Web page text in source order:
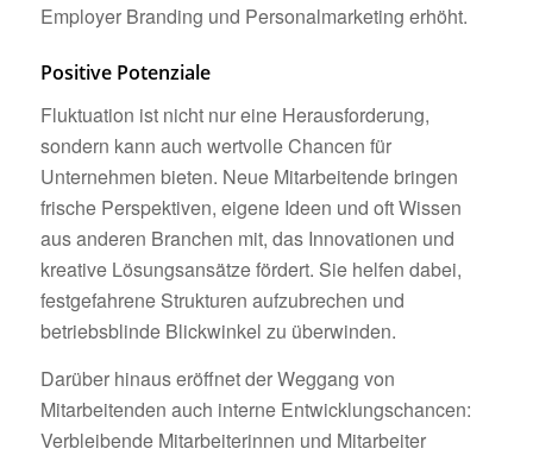
Employer Branding und Personalmarketing erhöht.
Positive Potenziale
Fluktuation ist nicht nur eine Herausforderung,
sondern kann auch wertvolle Chancen für
Unternehmen bieten. Neue Mitarbeitende bringen
frische Perspektiven, eigene Ideen und oft Wissen
aus anderen Branchen mit, das Innovationen und
kreative Lösungsansätze fördert. Sie helfen dabei,
festgefahrene Strukturen aufzubrechen und
betriebsblinde Blickwinkel zu überwinden.
Darüber hinaus eröffnet der Weggang von
Mitarbeitenden auch interne Entwicklungschancen:
Verbleibende Mitarbeiterinnen und Mitarbeiter